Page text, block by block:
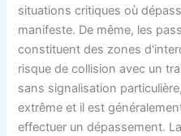
situations critiques où
manifeste. De même, les
constituent des zones
risque de collision avec un
sans signalisation
extrême et il est
effectuer un dépassement.